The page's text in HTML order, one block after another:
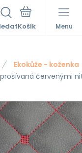
Menu
Ekokůže - koženka
červenými